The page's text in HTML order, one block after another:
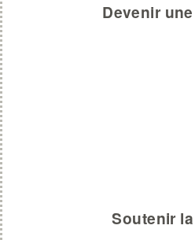
Devenir
Soutenir